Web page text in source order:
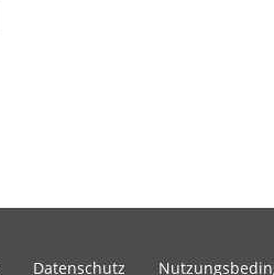
Datenschutz